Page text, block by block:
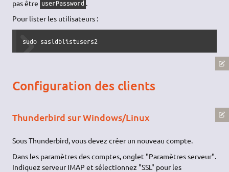
pas être userPassword .
Pour lister les utilisateurs :
sudo sasldblistusers2
Configuration des clients
Thunderbird sur Windows/Linux
Sous Thunderbird, vous devez créer un nouveau compte.
Dans les paramètres des comptes, onglet "Paramètres serveur".
Indiquez serveur IMAP et sélectionnez "SSL" pour les